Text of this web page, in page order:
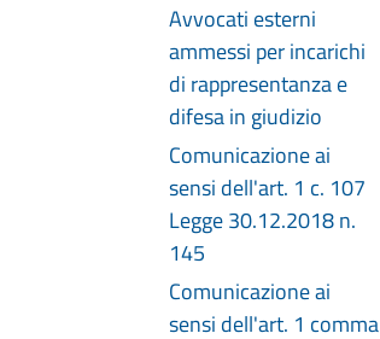
Avvocati esterni
ammessi per incarichi
di rappresentanza e
difesa in giudizio
Comunicazione ai
sensi dell'art. 1 c. 107
Legge 30.12.2018 n.
145
Comunicazione ai
sensi dell'art. 1 comma